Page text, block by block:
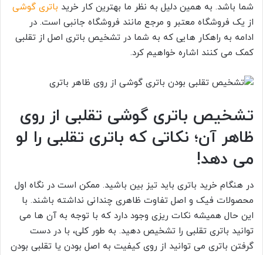
شما باشد. به همین دلیل به نظر ما بهترین کار خرید باتری گوشی
از یک فروشگاه معتبر و مرجع مانند فروشگاه جانبی است. در
ادامه به راهکار هایی که به شما در تشخیص باتری اصل از تقلبی
کمک می کنند اشاره خواهیم کرد.
تشخیص باتری گوشی تقلبی از روی
ظاهر آن؛ نکاتی که باتری تقلبی را لو
می دهد!
در هنگام خرید باتری باید تیز بین باشید. ممکن است در نگاه اول
محصولات فیک و اصل تفاوت ظاهری چندانی نداشته باشند. با
این حال همیشه نکات ریزی وجود دارد که با توجه به آن ها می
توانید باتری تقلبی را تشخیص دهید. به طور کلی، با در دست
گرفتن باتری می توانید از روی کیفیت به اصل بودن یا تقلبی بودن